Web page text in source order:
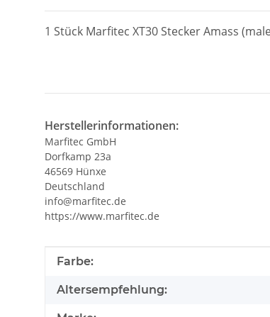
1 Stück Marfitec XT30 Stecker Amass
Herstellerinformationen:
Marfitec GmbH
Dorfkamp 23a
46569 Hünxe
Deutschland
info@marfitec.de
https://www.marfitec.de
Produkteigenschaft
Wert
Farbe:
Altersempfehlung: